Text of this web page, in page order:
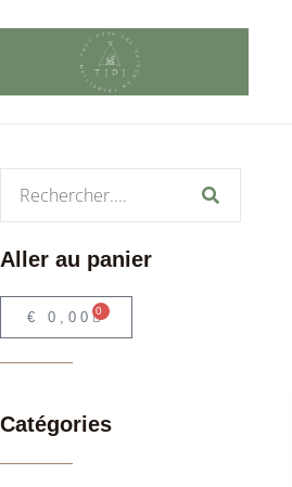
Aller au panier
€ 0,00 0
Catégories